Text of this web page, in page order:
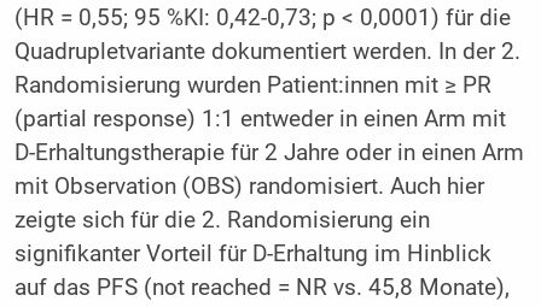
(HR = 0,55; 95 %KI: 0,42-0,73; p < 0,0001) für die
Quadrupletvariante dokumentiert werden. In der 2.
Randomisierung wurden Patient:innen mit ≥ PR
(partial response) 1:1 entweder in einen Arm mit
D-Erhaltungstherapie für 2 Jahre oder in einen Arm
mit Observation (OBS) randomisiert. Auch hier
zeigte sich für die 2. Randomisierung ein
signifikanter Vorteil für D-Erhaltung im Hinblick
auf das PFS (not reached = NR vs. 45,8 Monate),